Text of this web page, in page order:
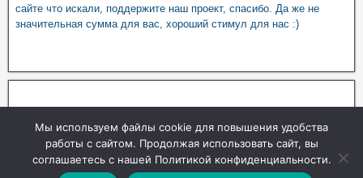
сайте что искали, поддержите наш проект, спасибо. Да же не
значительная сумма для вас, хороший стимул для нас :)
Мы используем файлы cookie для повышения удобства
работы с сайтом. Продолжая использовать сайт, вы
соглашаетесь с нашей Политикой конфиденциальности.